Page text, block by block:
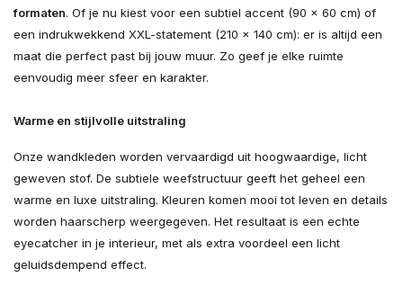
formaten. Of je nu kiest voor een subtiel accent (90 × 60 cm) of
een indrukwekkend XXL-statement (210 × 140 cm): er is altijd een
maat die perfect past bij jouw muur. Zo geef je elke ruimte
eenvoudig meer sfeer en karakter.
Warme en stijlvolle uitstraling
Onze wandkleden worden vervaardigd uit hoogwaardige, licht
geweven stof. De subtiele weefstructuur geeft het geheel een
warme en luxe uitstraling. Kleuren komen mooi tot leven en details
worden haarscherp weergegeven. Het resultaat is een echte
eyecatcher in je interieur, met als extra voordeel een licht
geluidsdempend effect.